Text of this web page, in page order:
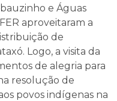
e Águas
aproveitaram a
de
Logo, a visita da
de alegria para
resolução de
povos indígenas na